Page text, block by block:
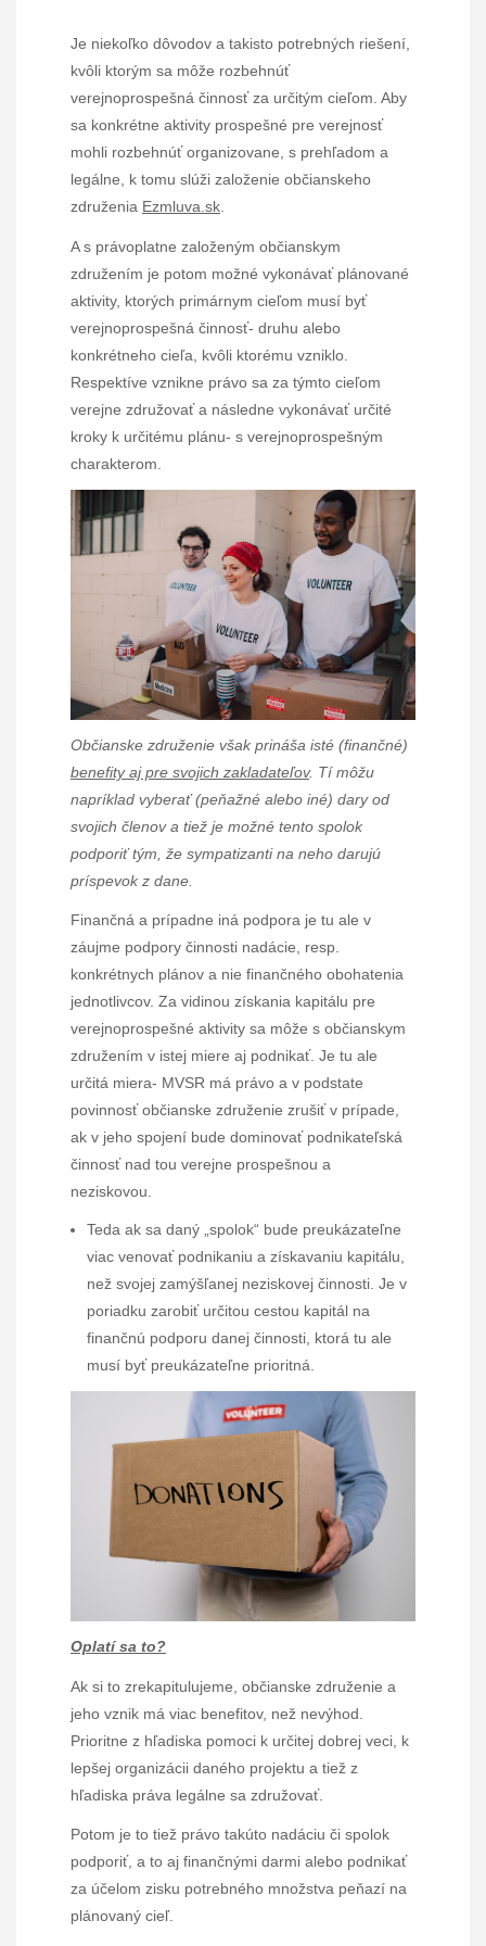
Je niekoľko dôvodov a takisto potrebných riešení,
kvôli ktorým sa môže rozbehnúť
verejnoprospešná činnosť za určitým cieľom. Aby
sa konkrétne aktivity prospešné pre verejnosť
mohli rozbehnúť organizovane, s prehľadom a
legálne, k tomu slúži založenie občianskeho
združenia Ezmluva.sk.
A s právoplatne založeným občianskym
združením je potom možné vykonávať plánované
aktivity, ktorých primárnym cieľom musí byť
verejnoprospešná činnosť- druhu alebo
konkrétneho cieľa, kvôli ktorému vzniklo.
Respektíve vznikne právo sa za týmto cieľom
verejne združovať a následne vykonávať určité
kroky k určitému plánu- s verejnoprospešným
charakterom.
Občianske združenie však prináša isté (finančné)
benefity aj pre svojich zakladateľov. Tí môžu
napríklad vyberať (peňažné alebo iné) dary od
svojich členov a tiež je možné tento spolok
podporiť tým, že sympatizanti na neho darujú
príspevok z dane.
Finančná a prípadne iná podpora je tu ale v
záujme podpory činnosti nadácie, resp.
konkrétnych plánov a nie finančného obohatenia
jednotlivcov. Za vidinou získania kapitálu pre
verejnoprospešné aktivity sa môže s občianskym
združením v istej miere aj podnikať. Je tu ale
určitá miera- MVSR má právo a v podstate
povinnosť občianske združenie zrušiť v prípade,
ak v jeho spojení bude dominovať podnikateľská
činnosť nad tou verejne prospešnou a
neziskovou.
Teda ak sa daný „spolok“ bude preukázateľne
viac venovať podnikaniu a získavaniu kapitálu,
než svojej zamýšľanej neziskovej činnosti. Je v
poriadku zarobiť určitou cestou kapitál na
finančnú podporu danej činnosti, ktorá tu ale
musí byť preukázateľne prioritná.
Oplatí sa to?
Ak si to zrekapitulujeme, občianske združenie a
jeho vznik má viac benefitov, než nevýhod.
Prioritne z hľadiska pomoci k určitej dobrej veci, k
lepšej organizácii daného projektu a tiež z
hľadiska práva legálne sa združovať.
Potom je to tiež právo takúto nadáciu či spolok
podporiť, a to aj finančnými darmi alebo podnikať
za účelom zisku potrebného množstva peňazí na
plánovaný cieľ.